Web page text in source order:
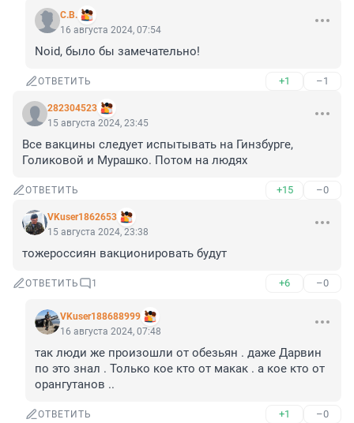
C.B.
16 августа 2024, 07:54
Noid, было бы замечательно!
ОТВЕТИТЬ +1 –1
282304523
15 августа 2024, 23:45
Все вакцины следует испытывать на Гинзбурге,
Голиковой и Мурашко. Потом на людях
ОТВЕТИТЬ +15 –0
VKuser1862653
15 августа 2024, 23:38
тожероссиян вакционировать будут
ОТВЕТИТЬ 1 +6 –0
VKuser188688999
16 августа 2024, 07:48
так люди же произошли от обезьян . даже Дарвин
по это знал . Только кое кто от макак . а кое кто от
орангутанов ..
ОТВЕТИТЬ +1 –0